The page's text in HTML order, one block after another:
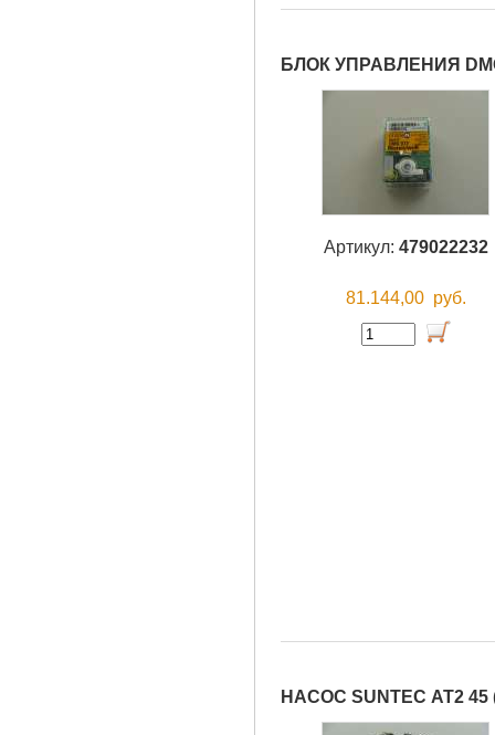
БЛОК УПРАВЛЕНИЯ
Артикул: 479022232
81.144,00 руб.
НАСОС SUNTEC АТ2 45